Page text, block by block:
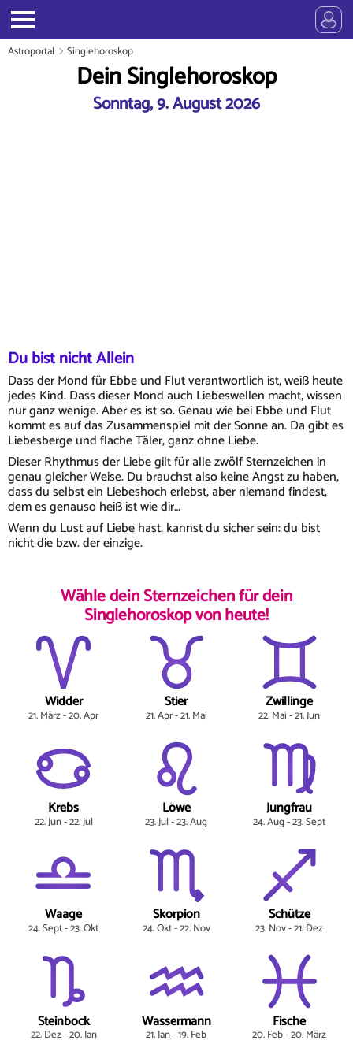
Astroportal Singlehoroskop
Dein Singlehoroskop
Sonntag, 9. August 2026
Du bist nicht Allein
Dass der Mond für Ebbe und Flut verantwortlich ist, weiß heute
jedes Kind. Dass dieser Mond auch Liebeswellen macht, wissen
nur ganz wenige. Aber es ist so. Genau wie bei Ebbe und Flut
kommt es auf das Zusammenspiel mit der Sonne an. Da gibt es
Liebesberge und flache Täler, ganz ohne Liebe.
Dieser Rhythmus der Liebe gilt für alle zwölf Sternzeichen in
genau gleicher Weise. Du brauchst also keine Angst zu haben,
dass du selbst ein Liebeshoch erlebst, aber niemand findest,
dem es genauso heiß ist wie dir…
Wenn du Lust auf Liebe hast, kannst du sicher sein: du bist
nicht die bzw. der einzige.
Wähle dein Sternzeichen für dein
Singlehoroskop von heute!
Widder
21. März - 20. Apr
Stier
21. Apr - 21. Mai
Zwillinge
22. Mai - 21. Jun
Krebs
22. Jun - 22. Jul
Löwe
23. Jul - 23. Aug
Jungfrau
24. Aug - 23. Sept
Waage
24. Sept - 23. Okt
Skorpion
24. Okt - 22. Nov
Schütze
23. Nov - 21. Dez
Steinbock
22. Dez - 20. Jan
Wassermann
21. Jan - 19. Feb
Fische
20. Feb - 20. März